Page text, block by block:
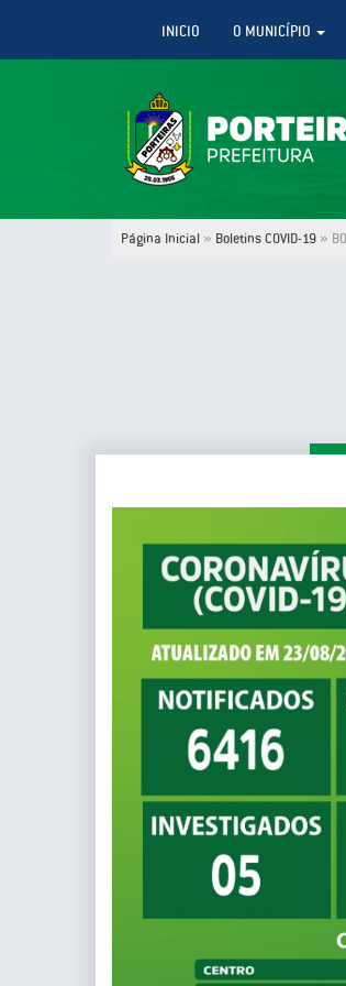
INICIO O MUNICÍPIO
Página Inicial » Boletins COVID-19 »